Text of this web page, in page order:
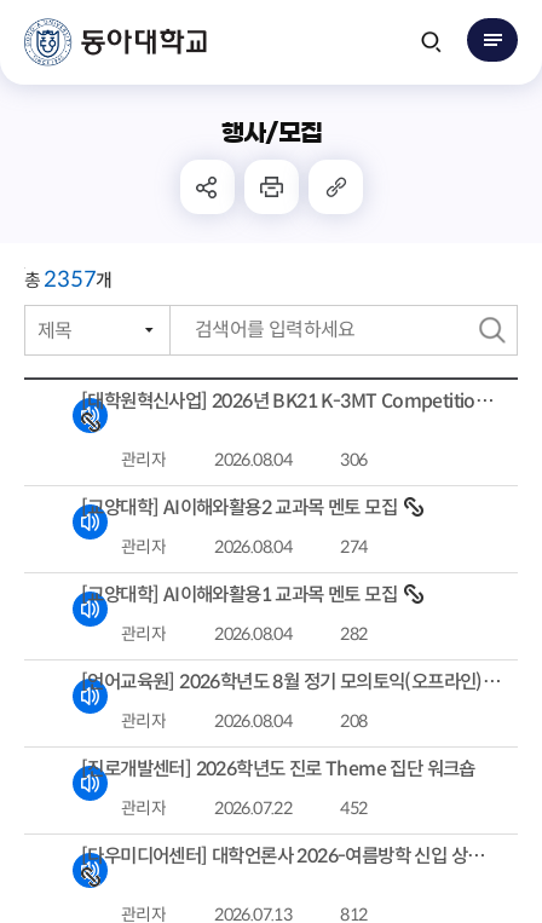
행사/모집
총 2357개
검
색
번호
제목
작성자
작성일자
조회수
[대학원혁신사업] 2026년 BK21 K-3MT Competition 개최
관리자 2026.08.04 306
[교양대학] AI이해와활용2 교과목 멘토 모집
관리자 2026.08.04 274
[교양대학] AI이해와활용1 교과목 멘토 모집
관리자 2026.08.04 282
[언어교육원] 2026학년도 8월 정기 모의토익(오프라인) 실시 안내
관리자 2026.08.04 208
[진로개발센터] 2026학년도 진로 Theme 집단 워크숍
관리자 2026.07.22 452
[다우미디어센터] 대학언론사 2026-여름방학 신입 상시모집
관리자 2026.07.13 812